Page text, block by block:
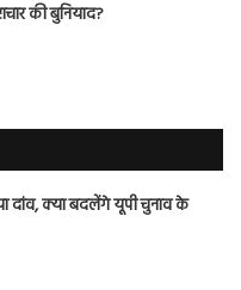
की बुनियाद?
दांव, क्या बदलेंगे यूपी चुनाव के